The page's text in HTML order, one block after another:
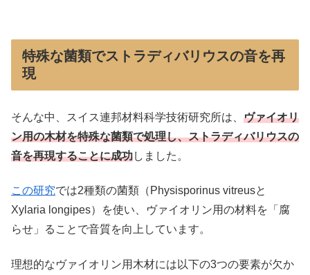
特殊な菌類でストラディバリウスの音を再
現
そんな中、スイス連邦材料科学技術研究所は、 ヴァイオリ
ン用の木材を特殊な菌類で処理し、ストラディバリウスの
音を再現することに成功しました。
この研究では2種類の菌類（Physisporinus vitreusと
Xylaria longipes）を使い、ヴァイオリン用の材料を「腐
らせ」ることで音質を向上しています。
理想的なヴァイオリン用木材には以下の3つの要素が欠か